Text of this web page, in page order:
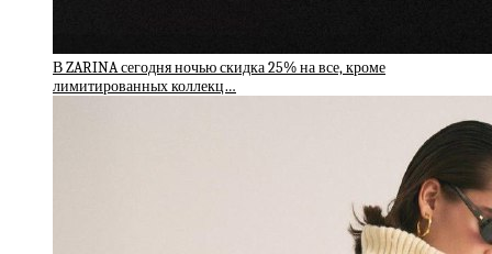
В ZARINA сегодня ночью скидка 25% на все, кроме
лимитированных коллекц…